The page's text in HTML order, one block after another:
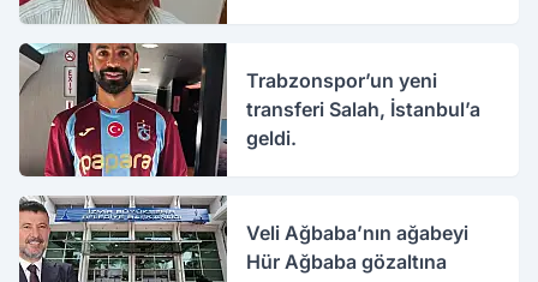
Trabzonspor’un yeni
transferi Salah, İstanbul’a
geldi.
Veli Ağbaba’nın ağabeyi
Hür Ağbaba gözaltına